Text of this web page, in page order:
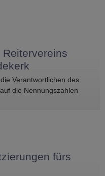
Verantwortlichen des
die Nennungszahlen
Umgebung. Umso
fürs